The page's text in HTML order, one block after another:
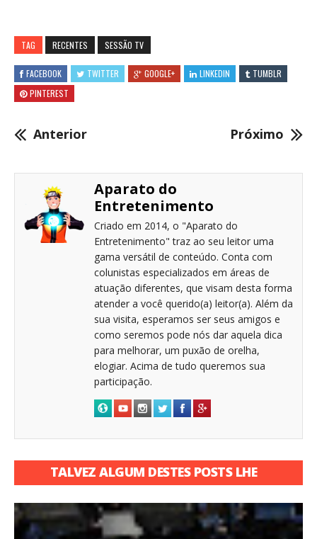
TAG RECENTES SESSÃO TV
FACEBOOK TWITTER GOOGLE+ LINKEDIN
TUMBLR
PINTEREST
Anterior Próximo
Aparato do
Entretenimento
Criado em 2014, o "Aparato do
Entretenimento" traz ao seu leitor uma
gama versátil de conteúdo. Conta com
colunistas especializados em áreas de
atuação diferentes, que visam desta forma
atender a você querido(a) leitor(a). Além da
sua visita, esperamos ser seus amigos e
como seremos pode nós dar aquela dica
para melhorar, um puxão de orelha,
elogiar. Acima de tudo queremos sua
participação.
TALVEZ ALGUM DESTES POSTS LHE